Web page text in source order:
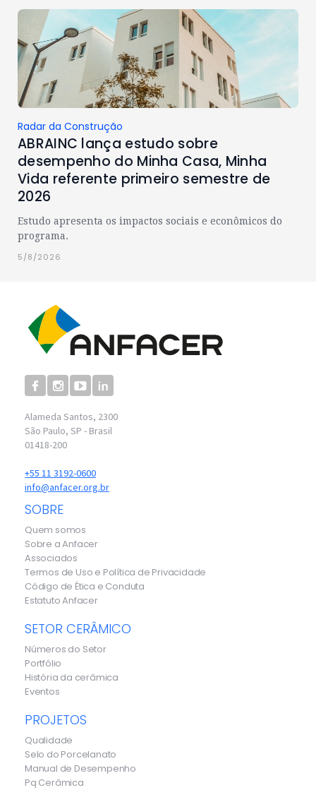
Radar da Construção
ABRAINC lança estudo sobre
desempenho do Minha Casa, Minha
Vida referente primeiro semestre de
2026
Estudo apresenta os impactos sociais e econômicos do
programa.
5/8/2026
Alameda Santos, 2300
São Paulo, SP - Brasil
01418-200
+55 11 3192-0600
info@anfacer.org.br
SOBRE
Quem somos
Sobre a Anfacer
Associados
Termos de Uso e Política de Privacidade
Código de Ética e Conduta
Estatuto Anfacer
SETOR CERÂMICO
Números do Setor
Portfólio
História da cerâmica
Eventos
PROJETOS
Qualidade
Selo do Porcelanato
Manual de Desempenho
Pq Cerâmica